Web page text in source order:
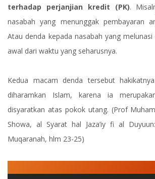
terhadap perjanjian kredit (PK).
nasabah yang menunggak pembayaran
Atau denda kepada nasabah yang
awal dari waktu yang seharusnya.
Kedua macam denda tersebut
diharamkan Islam, karena ia
disyaratkan atas pokok utang. (Prof
Showa, al Syarat hal Jaza’iy fi al
Muqaranah, hlm 23-25)